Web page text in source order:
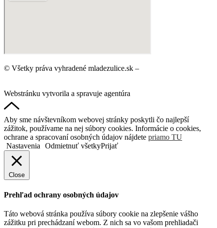
© Všetky práva vyhradené mladezulice.sk –
Webstránku vytvorila a spravuje agentúra
Aby sme návštevníkom webovej stránky poskytli čo najlepší
zážitok, používame na nej súbory cookies. Informácie o cookies,
ochrane a spracovaní osobných údajov nájdete priamo TU
Nastavenia
Odmietnuť všetkyPrijať
Close
Prehľad ochrany osobných údajov
Táto webová stránka používa súbory cookie na zlepšenie vášho
zážitku pri prechádzaní webom. Z nich sa vo vašom prehliadači